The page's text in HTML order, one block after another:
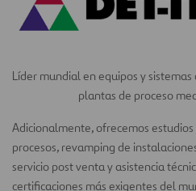
Líder mundial en equipos y
plantas de proceso
Adicionalmente, ofrecemos
procesos, revamping de
servicio post venta y asistencia
certificaciones más exigentes del